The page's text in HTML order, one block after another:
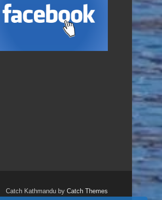
Catch Kathmandu by Catch Themes